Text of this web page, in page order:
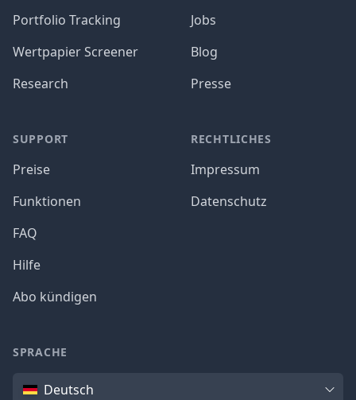
Portfolio Tracking
Wertpapier Screener
Research
SUPPORT
Preise
Funktionen
FAQ
Hilfe
Abo kündigen
Jobs
Blog
Presse
RECHTLICHES
Impressum
Datenschutz
SPRACHE
SpracheDeutsch